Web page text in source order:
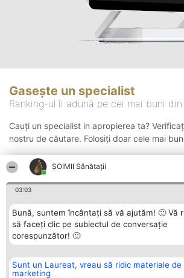
ŞOIMII Sănătații
03:03
Bună, suntem încântați să vă ajutăm! 🙂 Vă
să faceți clic pe subiectul de conversație
corespunzător! 🙂
Sunt un Laureat, vreau să ridic materiale de
marketing
Gasește un specialist
Ranking-ul îi adună pe cei mai buni
Cauți un specialist in apropierea ta?
nostru de căutare. Folosiți doar cele mai
Organizator Ranking
BRIGHT SOLUTIONS BR SRL
Plebiscyt